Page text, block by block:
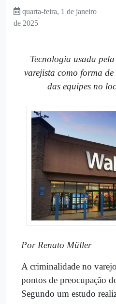
quarta-feira, 1 de janeiro
de 2025
Tecnologia usada
varejista como forma
das equipes no
Por Renato Müller
A criminalidade no
pontos de preocupação
Segundo um estudo